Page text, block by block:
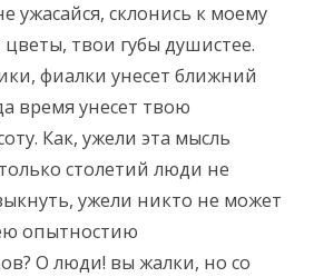
ужасайся, склонись к моему
цветы, твои губы душистее.
фиалки унесет ближний
время унесет твою
Как, ужели эта мысль
столетий люди не
ужели никто не может
опытностию
О люди! вы жалки, но со